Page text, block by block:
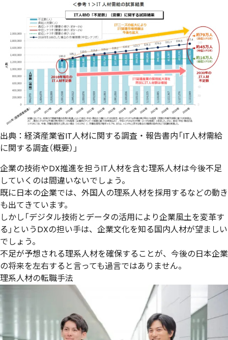
出典： 経済産業省IT人材に関する調査・報告書内「IT人材需給
に関する調査（概要）」
企業の技術やDX推進を担うIT人材を含む理系人材は今後不足
していくのは間違いないでしょう。
既に日本の企業では、 外国人の理系人材を採用するなどの動き
も出てきています。
しかし「デジタル技術とデータの活用により企業風土を変革す
る」というDXの担い手は、企業文化を知る国内人材が望ましい
でしょう。
不足が予想される理系人材を確保することが、今後の日本企業
の将来を左右すると言っても過言ではありません。
理系人材の転職手法